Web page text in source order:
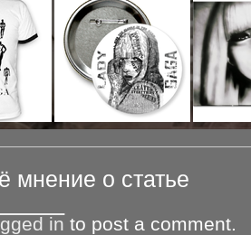
мнение о статье
in to post a comment.